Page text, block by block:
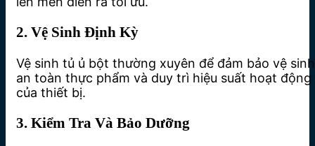
2. Vệ Sinh Định Kỳ
Vệ sinh tủ ủ bột thường xuyên để đảm bảo vệ sinh
an toàn thực phẩm và duy trì hiệu suất hoạt động
của thiết bị.
3. Kiểm Tra Và Bảo Dưỡng